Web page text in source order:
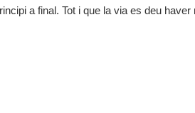
a final. Tot i que la via es deu